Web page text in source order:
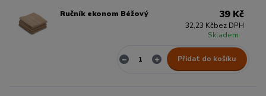
Ručník ekonom Béžový 39 Kč
32,23 Kčbez DPH
Skladem
Přidat do košíku